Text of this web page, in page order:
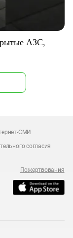
АЗС,
СМИ
согласия
Пожертвования